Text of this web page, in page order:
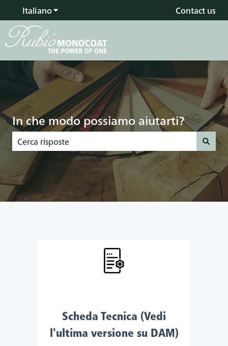
ItalianoMostra sottomenu per le traduzioniContact us
In che modo possiamo aiutarti?
Non sono presenti suggerimenti perché il campo di
Scheda Tecnica (Vedi
l'ultima versione su DAM)